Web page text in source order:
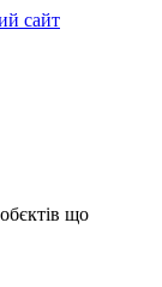
сайт
що